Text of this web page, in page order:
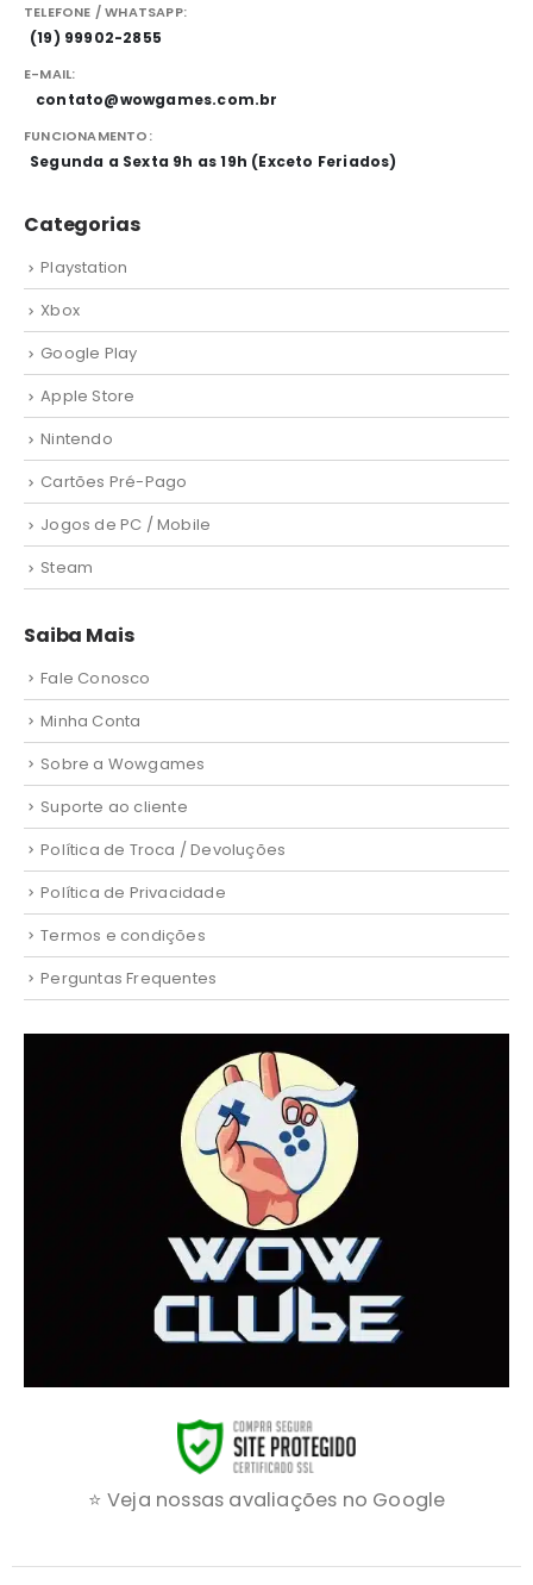
TELEFONE / WHATSAPP:
(19) 99902-2855
E-MAIL:
contato@wowgames.com.br
FUNCIONAMENTO:
Segunda a Sexta 9h as 19h (Exceto Feriados)
Categorias
Playstation
Xbox
Google Play
Apple Store
Nintendo
Cartões Pré-Pago
Jogos de PC / Mobile
Steam
Saiba Mais
Fale Conosco
Minha Conta
Sobre a Wowgames
Suporte ao cliente
Política de Troca / Devoluções
Política de Privacidade
Termos e condições
Perguntas Frequentes
⭐ Veja nossas avaliações no Google